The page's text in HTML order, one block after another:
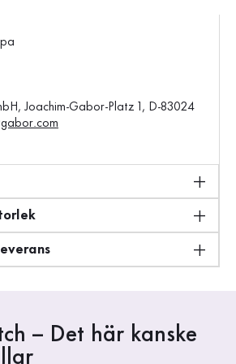
Joachim-Gabor-Platz 1, D-83024
– Det här kanske